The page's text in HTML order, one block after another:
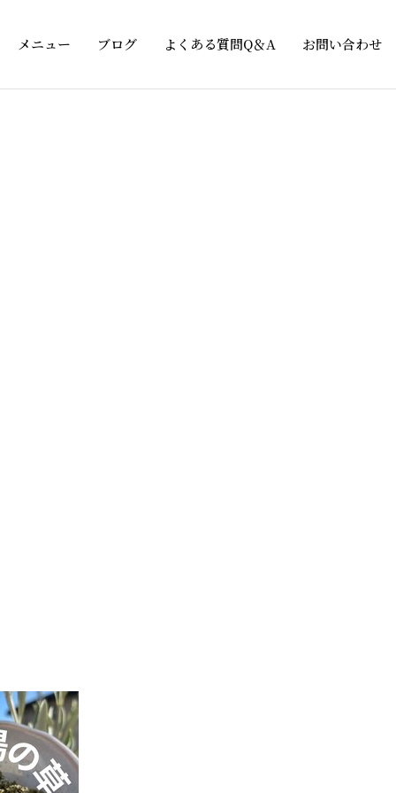
メニュー ブログ よくある質問Q＆A お問い合わせ